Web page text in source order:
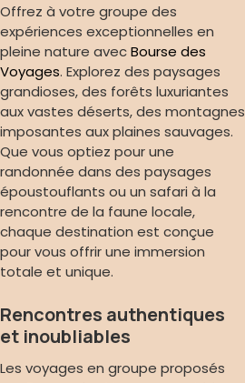
Offrez à votre groupe des
expériences exceptionnelles en
pleine nature avecBourse des
Voyages. Explorez des paysages
grandioses, des forêts luxuriantes
aux vastes déserts, des montagnes
imposantes aux plaines sauvages.
Que vous optiez pour une
randonnée dans des paysages
époustouflants ou un safari à la
rencontre de la faune locale,
chaque destination est conçue
pour vous offrir une immersion
totale et unique.
Rencontres authentiques
et inoubliables
Les voyages en groupe proposés